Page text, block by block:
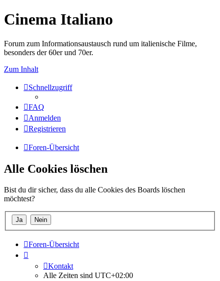
Cinema Italiano
Forum zum Informationsaustausch rund um italienische Filme,
besonders der 60er und 70er.
Zum Inhalt
Schnellzugriff
FAQ
Anmelden
Registrieren
Foren-Übersicht
Alle Cookies löschen
Bist du dir sicher, dass du alle Cookies des Boards löschen
möchtest?
Foren-Übersicht
Kontakt
Alle Zeiten sind UTC+02:00